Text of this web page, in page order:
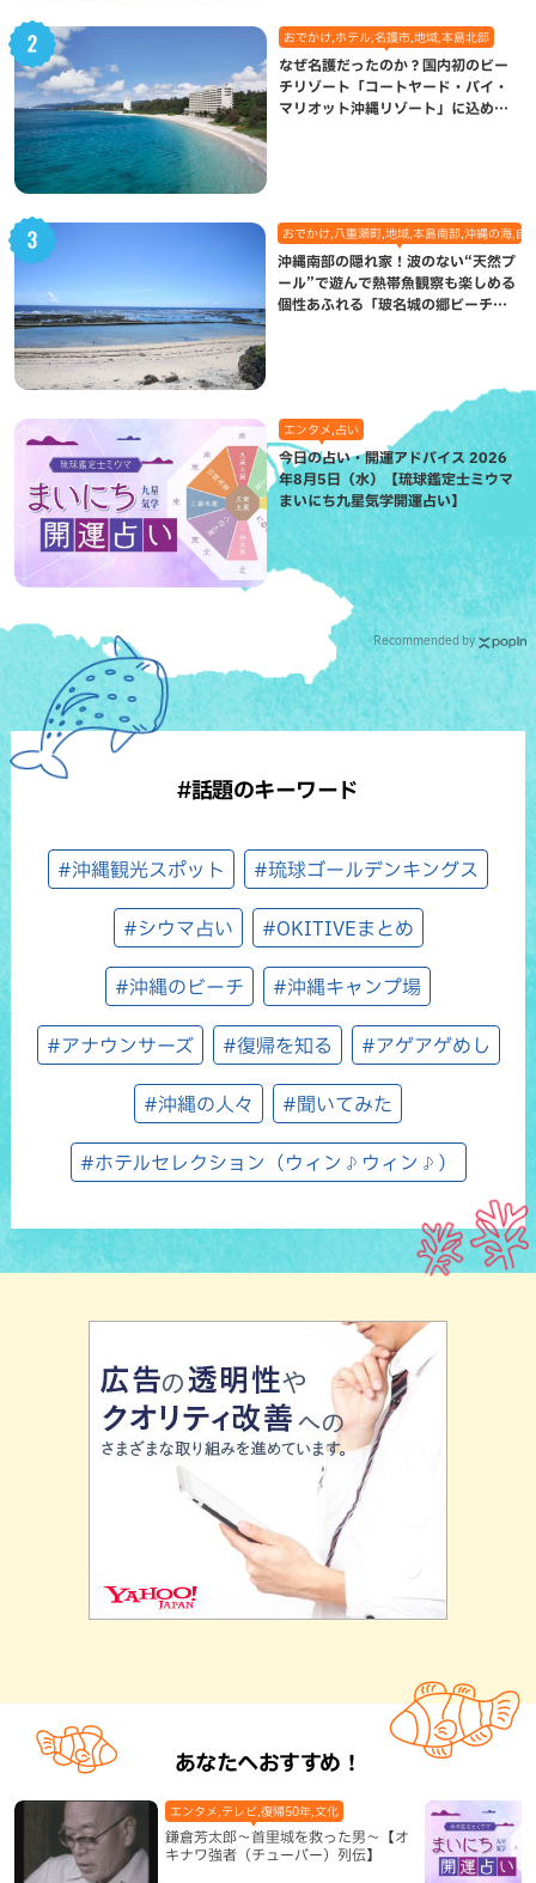
おでかけ,ホテル,名護市,地域,本島北部
なぜ名護だったのか？国内初のビー
チリゾート「コートヤード・バイ・
マリオット沖縄リゾート」に込めら
おでかけ,八重瀬町,地域,本島南部,沖縄の海,自
沖縄南部の隠れ家！波のない“天然プ
ール”で遊んで熱帯魚観察も楽しめる
個性あふれる「玻名城の郷ビーチ」
エンタメ,占い
今日の占い・開運アドバイス 2026
年8月5日（水）【琉球鑑定士ミウマ
まいにち九星気学開運占い】
Recommended by
#話題のキーワード
#沖縄観光スポット #琉球ゴールデンキングス
#シウマ占い #OKITIVEまとめ
#沖縄のビーチ #沖縄キャンプ場
#アナウンサーズ #復帰を知る #アゲアゲめし
#沖縄の人々 #聞いてみた
#ホテルセレクション（ウィン♪ウィン♪）
あなたへおすすめ！
鎌倉芳太郎～首里城を救った男～【オ
キナワ強者（チューバー）列伝】
エンタメ,テレビ,復帰50年,文化